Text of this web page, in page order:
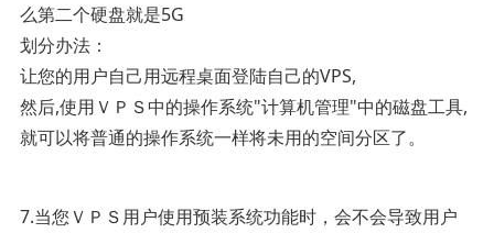
么第二个硬盘就是5G
划分办法：
让您的用户自己用远程桌面登陆自己的VPS,
然后,使用ＶＰＳ中的操作系统"计算机管理"中的磁盘工具,
就可以将普通的操作系统一样将未用的空间分区了。
7.当您ＶＰＳ用户使用预装系统功能时，会不会导致用户